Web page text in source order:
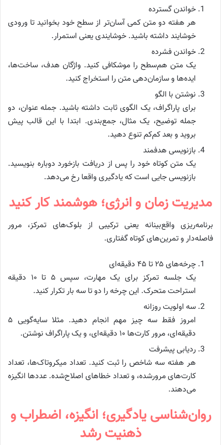
خواندن گسترده
هر هفته دو متن کمی آسان‌تر از سطح خود بخوانید تا ورودی
خوشایند داشته باشید. خوشایندی یعنی استمرار.
خواندن فشرده
یک متن هم‌سطح را موشکافی کنید. واژگان هدف، ساخت‌ها،
ایده‌ها و سازمان‌دهی متن را استخراج کنید.
نوشتن با الگو
برای پاراگراف، یک الگوی ثابت داشته باشید. جمله عنوان، دو
جمله توضیح، یک مثال، جمع‌بندی. ابتدا با این قالب پیش
بروید و بعد کم‌کم تنوع دهید.
بازنویسی هدفمند
یک متن کوتاه خود را پس از دریافت بازخورد دوباره بنویسید.
بازنویسی جایی است که یادگیری واقعا رخ می‌دهد.
مدیریت زمان و انرژی؛ هوشمند کار کنید
برنامه‌ریزی واقع‌بینانه یعنی ترکیبی از بلوک‌های تمرکز، مرور
فاصله‌دار و تمرین‌های کوتاه گفتاری.
چرخه‌های ۲۵ تا ۴۵ دقیقه‌ای
یک جلسه تمرکز برای یک مهارت، سپس ۵ تا ۱۰ دقیقه
استراحت متحرک. این چرخه را دو تا سه بار تکرار کنید.
سه اولویت روزانه
امروز فقط سه چیز مهم انجام دهید. مثلا سایه‌گویی ۵
دقیقه‌ای، مرور کارت‌ها ۱۰ دقیقه‌ای، و یک پاراگراف نوشتن.
ردیابی پیشرفت
هر هفته سه شاخص را ثبت کنید. تعداد میکروتاک‌ها، تعداد
کارت‌های مرورشده، و تعداد خطاهای اصلاح‌شده. عددها انگیزه
می‌دهند.
روان‌شناسی یادگیری؛ انگیزه، اضطراب و
ذهنیت رشد